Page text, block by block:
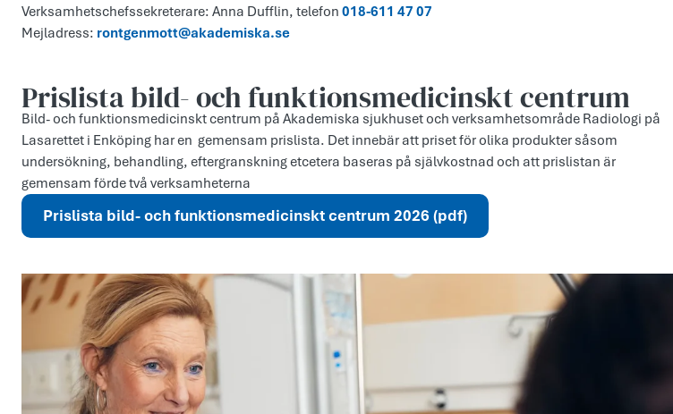
Verksamhetschefssekreterare: Anna Dufflin, telefon 018-611 47 07
Mejladress: rontgenmott@akademiska.se
Prislista bild- och funktionsmedicinskt centrum
Bild- och funktionsmedicinskt centrum på Akademiska sjukhuset och verksamhetsområde Radiologi på
Lasarettet i Enköping har en gemensam prislista. Det innebär att priset för olika produkter såsom
undersökning, behandling, eftergranskning etcetera baseras på självkostnad och att prislistan är
gemensam förde två verksamheterna
Prislista bild- och funktionsmedicinskt centrum 2026 (pdf)